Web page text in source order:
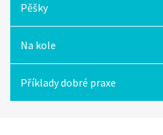
Pěšky
Na kole
Příklady dobré praxe